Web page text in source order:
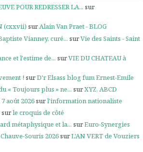
POUR REDRESSER LA... sur
(cxxvii) surAlain Van Praet - BLOG
Vianney, curé... surVie des Saints - Saint
et l'estime de... surVIE DU CHATEAU à
! surD'r Elsass blog fum Ernest-Emile
« Toujours plus » ne... surXYZ, ABCD
août 2026surl'information nationaliste
surle croquis de côté
métaphysique et la... surEuro-Synergies
Souris 2026surL'AN VERT de Vouziers